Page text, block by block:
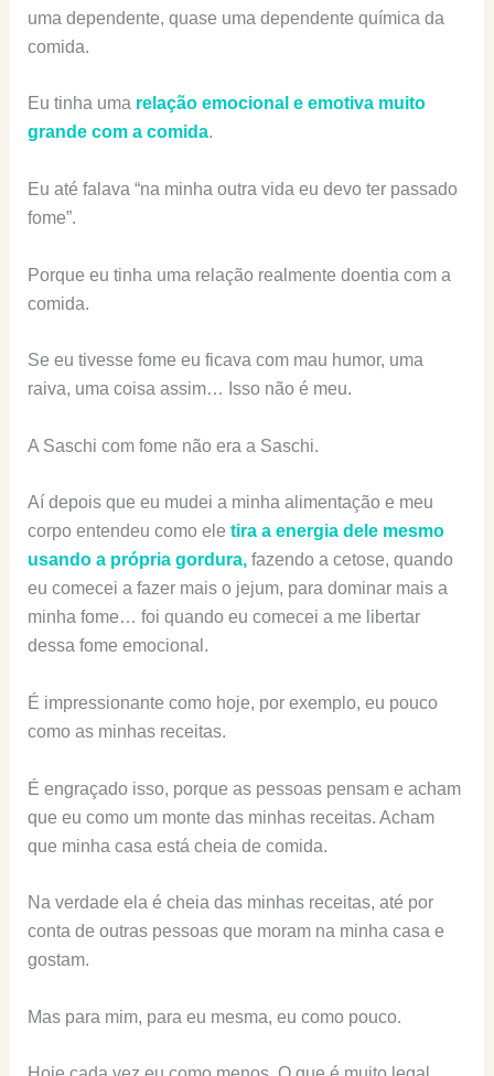
uma dependente, quase uma dependente química da
comida.
Eu tinha uma relação emocional e emotiva muito
grande com a comida.
Eu até falava “na minha outra vida eu devo ter passado
fome”.
Porque eu tinha uma relação realmente doentia com a
comida.
Se eu tivesse fome eu ficava com mau humor, uma
raiva, uma coisa assim… Isso não é meu.
A Saschi com fome não era a Saschi.
Aí depois que eu mudei a minha alimentação e meu
corpo entendeu como ele tira a energia dele mesmo
usando a própria gordura,fazendo a cetose, quando
eu comecei a fazer mais o jejum, para dominar mais a
minha fome… foi quando eu comecei a me libertar
dessa fome emocional.
É impressionante como hoje, por exemplo, eu pouco
como as minhas receitas.
É engraçado isso, porque as pessoas pensam e acham
que eu como um monte das minhas receitas. Acham
que minha casa está cheia de comida.
Na verdade ela é cheia das minhas receitas, até por
conta de outras pessoas que moram na minha casa e
gostam.
Mas para mim, para eu mesma, eu como pouco.